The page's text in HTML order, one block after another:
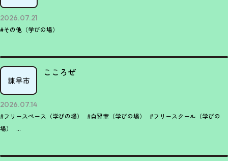
2026.07.21
#その他（学びの場）
諫早市
こころぜ
2026.07.14
#フリースペース（学びの場） #自習室（学びの場）
#フリースクール（学びの
場）
...